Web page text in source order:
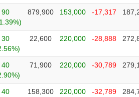
90
879,900 153,000 -17,317
30
22,600 220,000 -28,888
40
71,900 220,000 -30,789
40
158,300 220,000 -32,789